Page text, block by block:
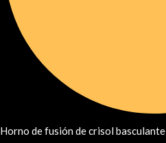
Horno de fusión de crisol basculante